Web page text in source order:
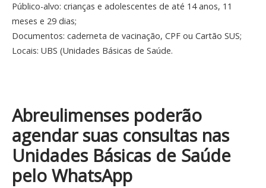
Público-alvo: crianças e adolescentes de até 14 anos, 11
meses e 29 dias;
Documentos: caderneta de vacinação, CPF ou Cartão SUS;
Locais: UBS (Unidades Básicas de Saúde.
Abreulimenses poderão
agendar suas consultas nas
Unidades Básicas de Saúde
pelo WhatsApp